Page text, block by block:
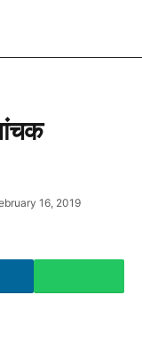
16, 2019